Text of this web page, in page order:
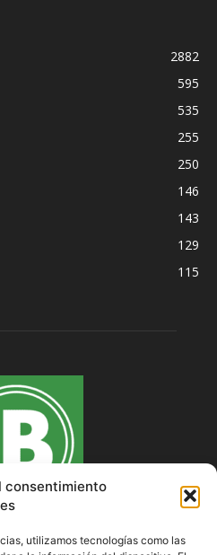
consentimiento
utilizamos tecnologías como las
2882
595
535
255
250
146
143
129
115